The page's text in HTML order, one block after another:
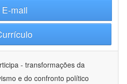
E-mail
- transformações da
e do confronto político